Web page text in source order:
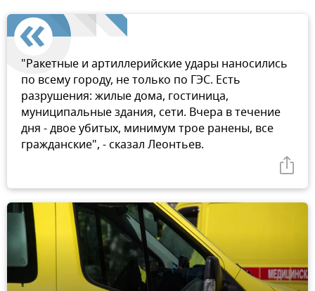
"Ракетные и артиллерийские удары наносились
по всему городу, не только по ГЭС. Есть
разрушения: жилые дома, гостиница,
муниципальные здания, сети. Вчера в течение
дня - двое убитых, минимум трое ранены, все
гражданские", - сказал Леонтьев.